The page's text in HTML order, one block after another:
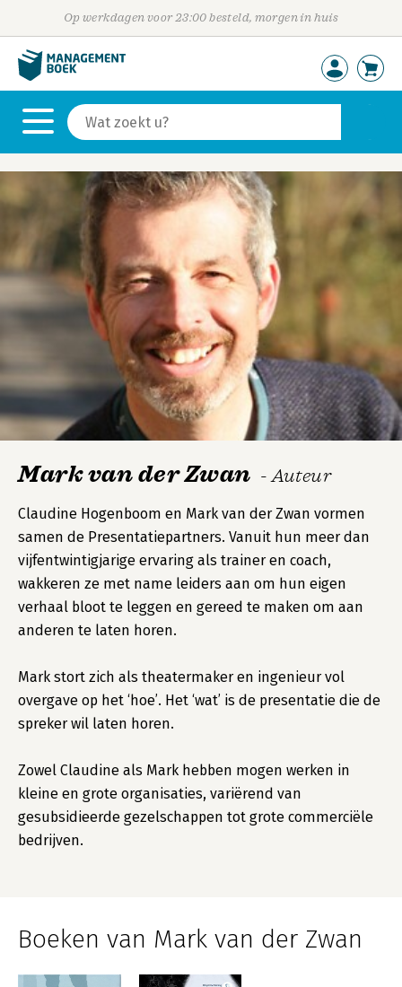
Op werkdagen voor 23:00 besteld, morgen in huis
Mark van der Zwan - Auteur
Claudine Hogenboom en Mark van der Zwan vormen
samen de Presentatiepartners. Vanuit hun meer dan
vijfentwintigjarige ervaring als trainer en coach,
wakkeren ze met name leiders aan om hun eigen
verhaal bloot te leggen en gereed te maken om aan
anderen te laten horen.
Mark stort zich als theatermaker en ingenieur vol
overgave op het ‘hoe’. Het ‘wat’ is de presentatie die de
spreker wil laten horen.
Zowel Claudine als Mark hebben mogen werken in
kleine en grote organisaties, variërend van
gesubsidieerde gezelschappen tot grote commerciële
bedrijven.
Boeken van Mark van der Zwan